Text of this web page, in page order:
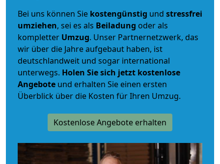
Bei uns können Sie kostengünstig und stressfrei
umziehen, sei es als Beiladung oder als
kompletter Umzug. Unser Partnernetzwerk, das
wir über die Jahre aufgebaut haben, ist
deutschlandweit und sogar international
unterwegs. Holen Sie sich jetzt kostenlose
Angebote und erhalten Sie einen ersten
Überblick über die Kosten für Ihren Umzug.
Kostenlose Angebote erhalten